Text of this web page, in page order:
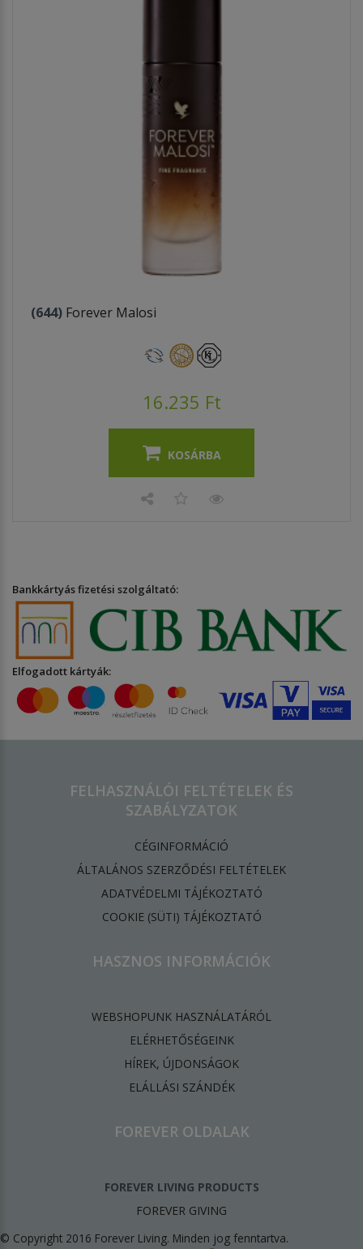
(644) Forever Malosi
16.235 Ft
KOSÁRBA
Bankkártyás fizetési szolgáltató:
Elfogadott kártyák:
FELHASZNÁLÓI FELTÉTELEK ÉS
SZABÁLYZATOK
CÉGINFORMÁCIÓ
ÁLTALÁNOS SZERZŐDÉSI FELTÉTELEK
ADATVÉDELMI TÁJÉKOZTATÓ
​COOKIE (SÜTI) TÁJÉKOZTATÓ
HASZNOS INFORMÁCIÓK
WEBSHOPUNK HASZNÁLATÁRÓL
ELÉRHETŐSÉGEINK
HÍREK, ÚJDONSÁGOK
ELÁLLÁSI SZÁNDÉK
FOREVER OLDALAK
FOREVER LIVING PRODUCTS
FOREVER GIVING
© Copyright 2016 Forever Living. Minden jog fenntartva.